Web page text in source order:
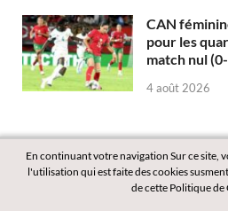
CAN
pour les
match nul
4 août 2026
En continuant votre navigation Sur ce site,
l'utilisation qui est faite des cookies
de cette Politique de